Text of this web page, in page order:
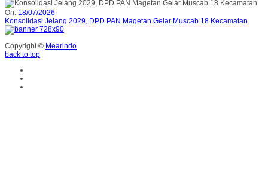
On: 18/07/2026
Konsolidasi Jelang 2029, DPD PAN Magetan Gelar Muscab 18 Kecamatan
Copyright © Mearindo
back to top